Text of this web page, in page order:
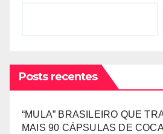
Posts recentes
“MULA” BRASILEIRO QUE
MAIS 90 CÁPSULAS DE